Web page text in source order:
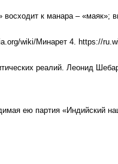
восходит к манара – «маяк»;
wiki/Минарет 4. https://
реалий. Леонид
ею партия «Индийский